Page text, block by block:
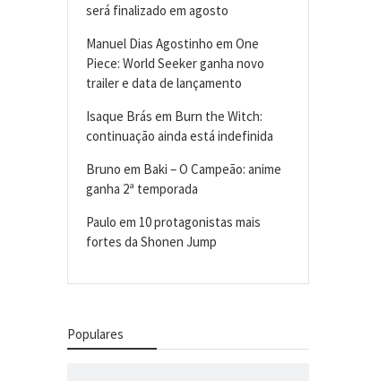
será finalizado em agosto
Manuel Dias Agostinho em One
Piece: World Seeker ganha novo
trailer e data de lançamento
Isaque Brás em Burn the Witch:
continuação ainda está indefinida
Bruno em Baki – O Campeão: anime
ganha 2ª temporada
Paulo em 10 protagonistas mais
fortes da Shonen Jump
Populares